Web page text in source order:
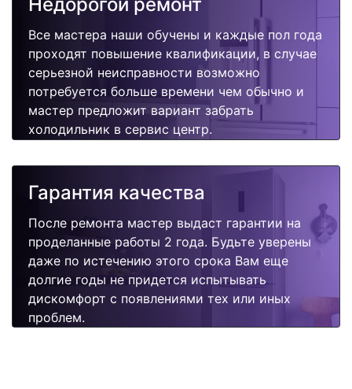
Недорогой ремонт
Все мастера наши обучены и каждые пол года
проходят повышение квалификации, в случае
серьезной неисправности возможно
потребуется больше времени чем обычно и
мастер предложит вариант забрать
холодильник в сервис центр.
Гарантия качества
После ремонта мастер выдаст гарантии на
проделанные работы 2 года. Будьте уверены
даже по истечению этого срока Вам еще
долгие годы не придется испытывать
дискомфорт с появлениями тех или иных
проблем.